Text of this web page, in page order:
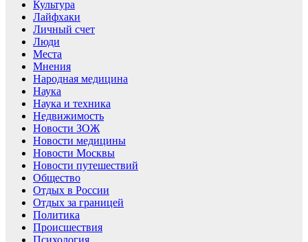
Культура
Лайфхаки
Личный счет
Люди
Места
Мнения
Народная медицина
Наука
Наука и техника
Недвижимость
Новости ЗОЖ
Новости медицины
Новости Москвы
Новости путешествий
Общество
Отдых в России
Отдых за границей
Политика
Происшествия
Психология